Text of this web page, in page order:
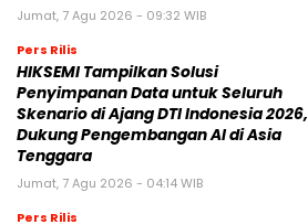
Jumat, 7 Agu 2026 - 09:32 WIB
Pers Rilis
HIKSEMI Tampilkan Solusi
Penyimpanan Data untuk Seluruh
Skenario di Ajang DTI Indonesia 2026,
Dukung Pengembangan AI di Asia
Tenggara
Jumat, 7 Agu 2026 - 04:14 WIB
Pers Rilis